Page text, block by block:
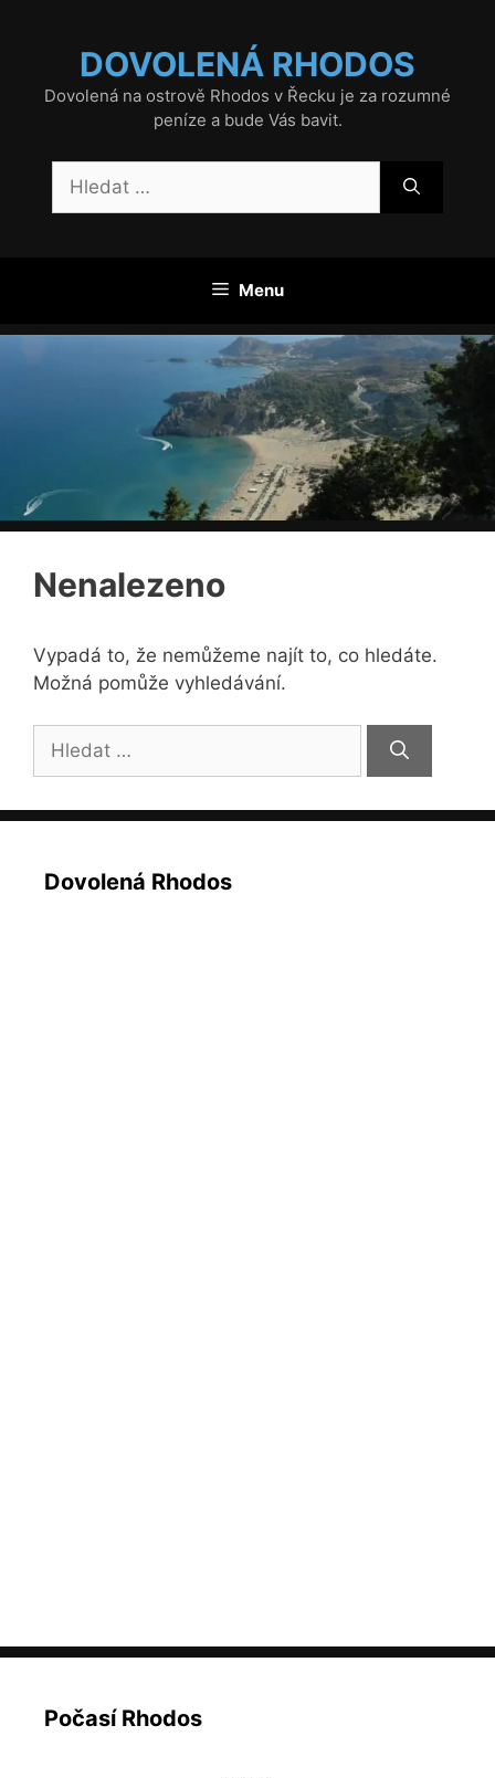
DOVOLENÁ RHODOS
Dovolená na ostrově Rhodos v Řecku je za rozumné
peníze a bude Vás bavit.
Menu
Nenalezeno
Vypadá to, že nemůžeme najít to, co hledáte.
Možná pomůže vyhledávání.
Hledat:
Dovolená Rhodos
Počasí Rhodos